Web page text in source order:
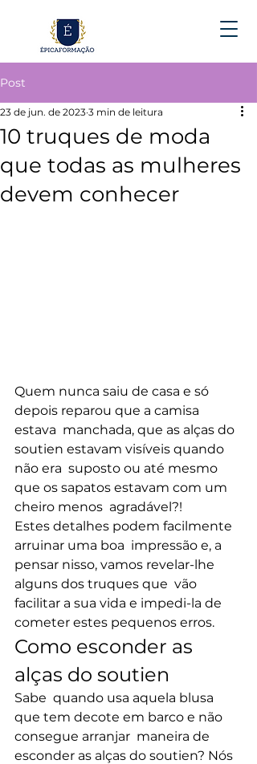
Post
10 truques de moda
que todas as mulheres
devem conhecer
23 de jun. de 2023 3 min de leitura
Quem nunca saiu de casa e só
depois reparou que a camisa
estava  manchada, que as alças do
soutien estavam visíveis quando
não era  suposto ou até mesmo
que os sapatos estavam com um
cheiro menos  agradável?!
Estes detalhes podem facilmente
arruinar uma boa  impressão e, a
pensar nisso, vamos revelar-lhe
alguns dos truques que  vão
facilitar a sua vida e impedi-la de
cometer estes pequenos erros.
Como esconder as
alças do soutien
Sabe  quando usa aquela blusa
que tem decote em barco e não
consegue arranjar  maneira de
esconder as alças do soutien? Nós